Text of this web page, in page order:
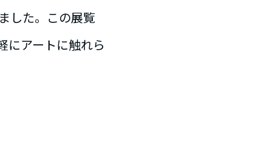
した。この展覧
にアートに触れら